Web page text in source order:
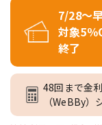
7/28～
対象5％
終了
48回まで金
（WeBBy